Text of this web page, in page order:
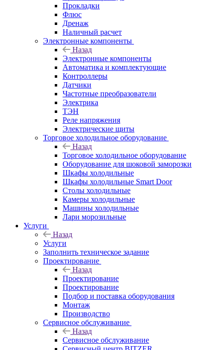
Прокладки
Флюс
Дренаж
Наличный расчет
Электронные компоненты
Назад
Электронные компоненты
Автоматика и комплектующие
Контроллеры
Датчики
Частотные преобразователи
Электрика
ТЭН
Реле напряжения
Электрические щиты
Торговое холодильное оборудование
Назад
Торговое холодильное оборудование
Оборудование для шоковой заморозки
Шкафы холодильные
Шкафы холодильные Smart Door
Столы холодильные
Камеры холодильные
Машины холодильные
Лари морозильные
Услуги
Назад
Услуги
Заполнить техническое задание
Проектирование
Назад
Проектирование
Проектирование
Подбор и поставка оборудования
Монтаж
Производство
Сервисное обслуживание
Назад
Сервисное обслуживание